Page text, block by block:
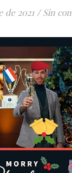
de 2021 / Sin